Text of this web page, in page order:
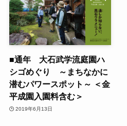
■通年 大石武学流庭園ハ
シゴめぐり ～まちなかに
潜むパワースポット～ ＜金
平成園入園料含む＞
2019年6月13日